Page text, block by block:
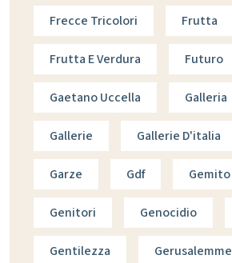
Frecce Tricolori Frutta
Frutta E Verdura Futuro
Gaetano Uccella Galleria
Gallerie Gallerie D'italia
Garze Gdf Gemito
Genitori Genocidio
Gentilezza Gerusalemme